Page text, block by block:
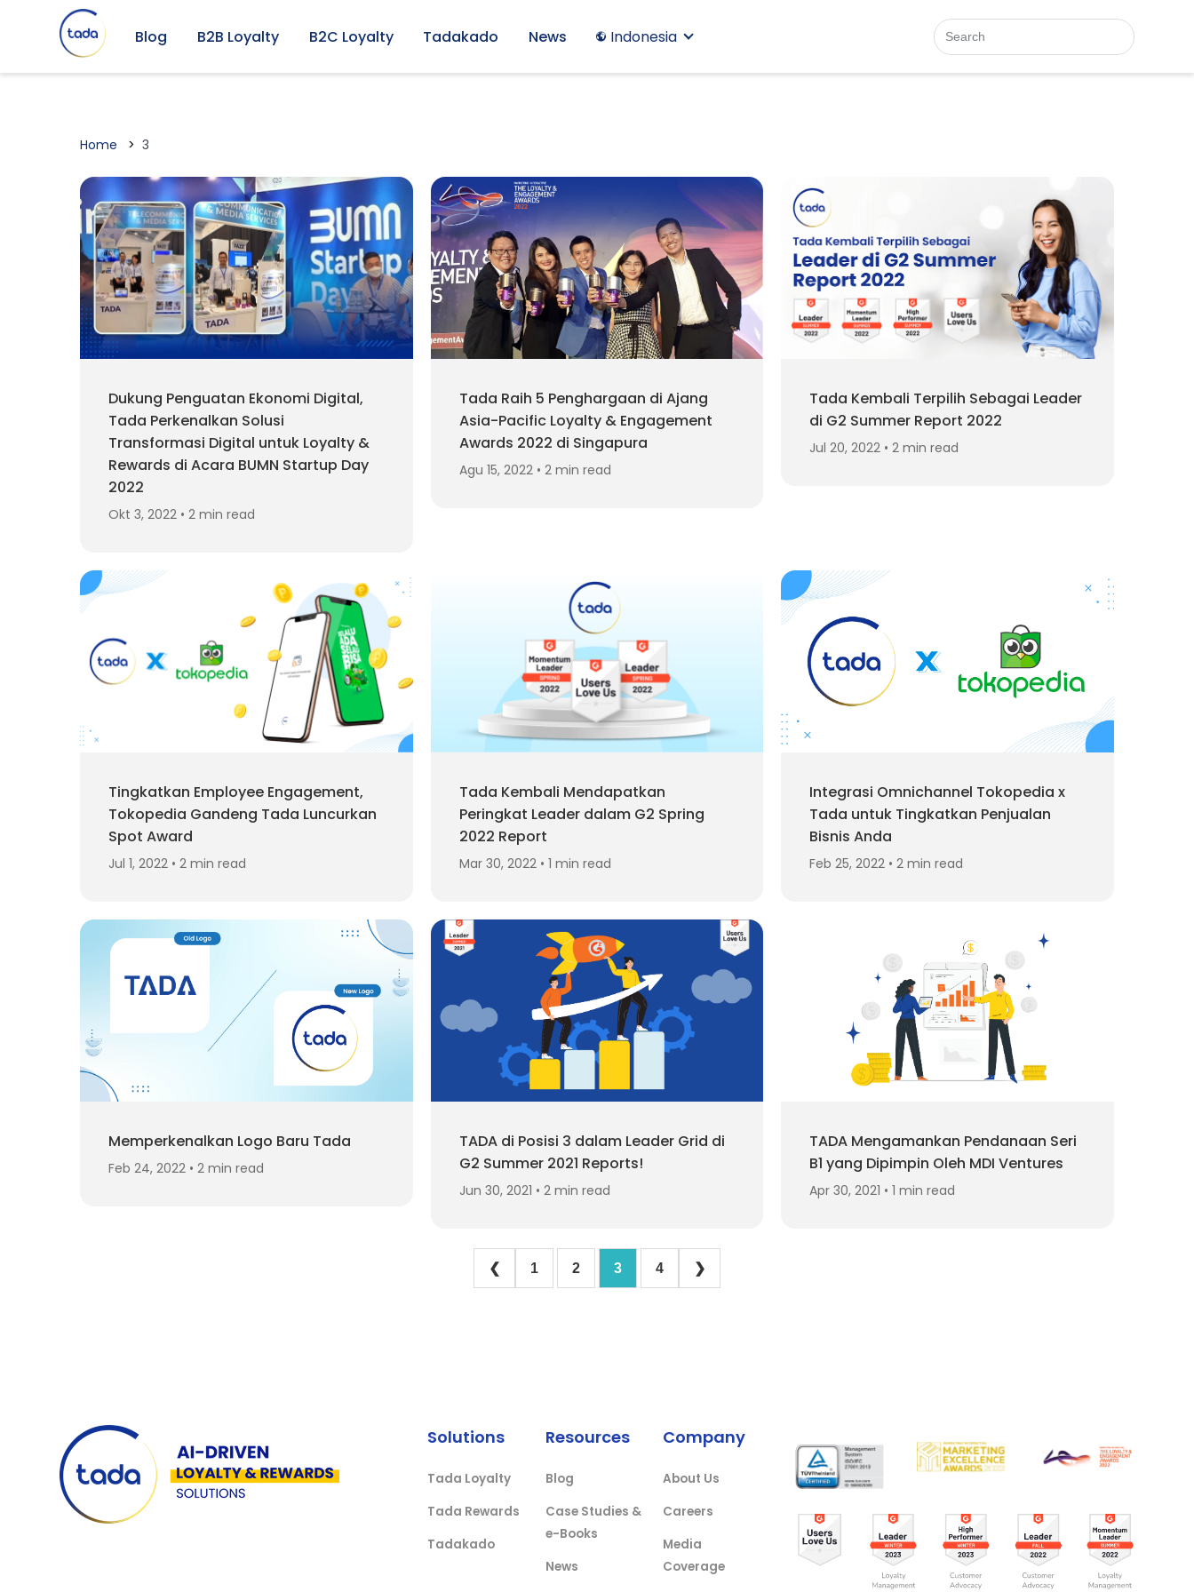
Blog B2B Loyalty B2C Loyalty Tadakado News Indonesia
Home 3
Dukung Penguatan Ekonomi Digital,
Tada Perkenalkan Solusi
Transformasi Digital untuk Loyalty &
Rewards di Acara BUMN Startup Day
2022
Okt 3, 2022 • 2 min read
Tada Raih 5 Penghargaan di Ajang
Asia-Pacific Loyalty & Engagement
Awards 2022 di Singapura
Agu 15, 2022 • 2 min read
Tada Kembali Terpilih Sebagai Leader
di G2 Summer Report 2022
Jul 20, 2022 • 2 min read
Tingkatkan Employee Engagement,
Tokopedia Gandeng Tada Luncurkan
Spot Award
Jul 1, 2022 • 2 min read
Tada Kembali Mendapatkan
Peringkat Leader dalam G2 Spring
2022 Report
Mar 30, 2022 • 1 min read
Integrasi Omnichannel Tokopedia x
Tada untuk Tingkatkan Penjualan
Bisnis Anda
Feb 25, 2022 • 2 min read
Memperkenalkan Logo Baru Tada
Feb 24, 2022 • 2 min read
TADA di Posisi 3 dalam Leader Grid di
G2 Summer 2021 Reports!
Jun 30, 2021 • 2 min read
TADA Mengamankan Pendanaan Seri
B1 yang Dipimpin Oleh MDI Ventures
Apr 30, 2021 • 1 min read
❮ 1 2 3 4 ❯
Solutions
Tada Loyalty
Tada Rewards
Tadakado
Resources
Blog
Case Studies &
e-Books
News
Company
About Us
Careers
Media
Coverage